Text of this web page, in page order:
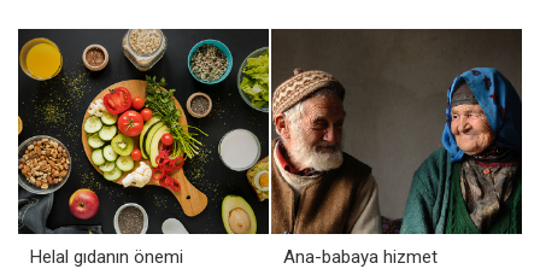
Helal gıdanın önemi Ana-babaya hizmet